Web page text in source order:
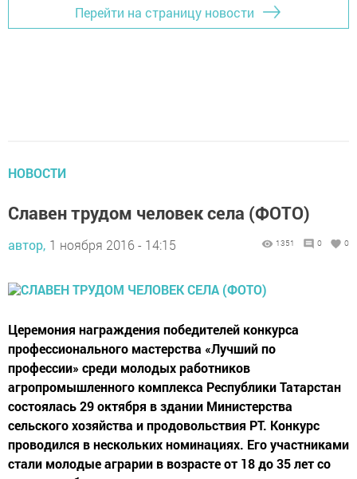
Перейти на страницу новости
НОВОСТИ
Славен трудом человек села (ФОТО)
автор, 1 ноября 2016 - 14:15 1351 0 0
Церемония награждения победителей конкурса
профессионального мастерства «Лучший по
профессии» среди молодых работников
агропромышленного комплекса Республики Татарстан
состоялась 29 октября в здании Министерства
сельского хозяйства и продовольствия РТ. Конкурс
проводился в нескольких номинациях. Его участниками
стали молодые аграрии в возрасте от 18 до 35 лет со